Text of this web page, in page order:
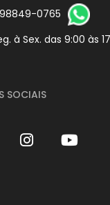
0765
à Sex. das 9:00 às
SOCIAIS